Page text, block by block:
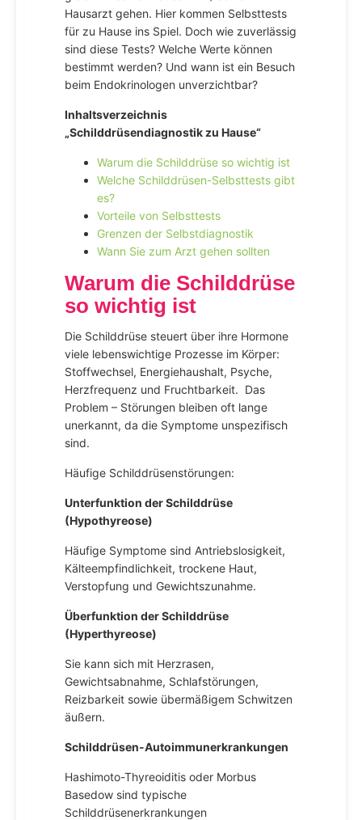
Hausarzt gehen. Hier kommen Selbsttests
für zu Hause ins Spiel. Doch wie zuverlässig
sind diese Tests? Welche Werte können
bestimmt werden? Und wann ist ein Besuch
beim Endokrinologen unverzichtbar?
Inhaltsverzeichnis
„Schilddrüsendiagnostik zu Hause“
Warum die Schilddrüse so wichtig ist
Welche Schilddrüsen-Selbsttests gibt
es?
Vorteile von Selbsttests
Grenzen der Selbstdiagnostik
Wann Sie zum Arzt gehen sollten
Warum die Schilddrüse
so wichtig ist
Die Schilddrüse steuert über ihre Hormone
viele lebenswichtige Prozesse im Körper:
Stoffwechsel, Energiehaushalt, Psyche,
Herzfrequenz und Fruchtbarkeit. Das
Problem – Störungen bleiben oft lange
unerkannt, da die Symptome unspezifisch
sind.
Häufige Schilddrüsenstörungen:
Unterfunktion der Schilddrüse
(Hypothyreose)
Häufige Symptome sind Antriebslosigkeit,
Kälteempfindlichkeit, trockene Haut,
Verstopfung und Gewichtszunahme.
Überfunktion der Schilddrüse
(Hyperthyreose)
Sie kann sich mit Herzrasen,
Gewichtsabnahme, Schlafstörungen,
Reizbarkeit sowie übermäßigem Schwitzen
äußern.
Schilddrüsen-Autoimmunerkrankungen
Hashimoto-Thyreoiditis oder Morbus
Basedow sind typische
Schilddrüsenerkrankungen